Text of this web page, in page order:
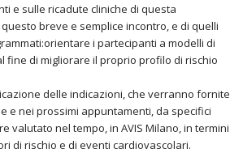
e sulle ricadute cliniche di questa
breve e semplice incontro, e di quelli
i partecipanti a modelli di
fine di migliorare il proprio profilo di rischio
delle indicazioni, che verranno fornite
e nei prossimi appuntamenti, da specifici
valutato nel tempo, in AVIS Milano, in termini
di rischio e di eventi cardiovascolari.